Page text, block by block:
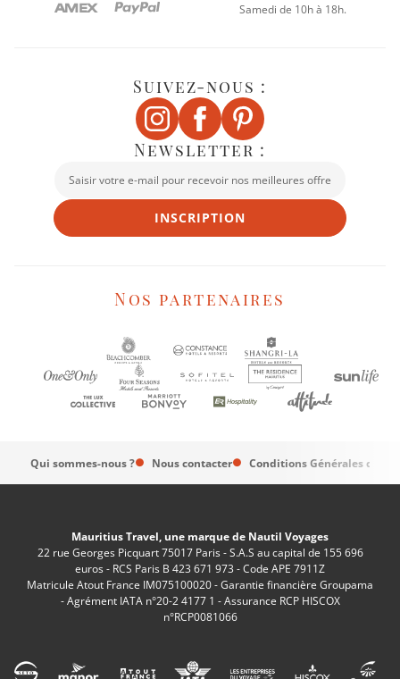
Samedi de 10h à 18h.
Suivez-nous :
Newsletter :
INSCRIPTION
Nos partenaires
Qui sommes-nous ? Nous contacter Conditions Générales de
Mauritius Travel, une marque de Nautil Voyages
22 rue Georges Picquart 75017 Paris - S.A.S au capital de 155 696
euros - RCS Paris B 423 671 973 - Code APE 7911Z
Matricule Atout France IM075100020 - Garantie financière Groupama
- Agrément IATA n°20-2 4177 1 - Assurance RCP HISCOX
n°RCP0081066